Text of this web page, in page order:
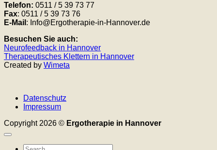
Telefon: 0511 / 5 39 73 77
Fax: 0511 / 5 39 73 76
E-Mail : Info@Ergotherapie-in-Hannover.de
Besuchen Sie auch:
Neurofeedback in Hannover
Therapeutisches Klettern in Hannover
Created by Wimeta
Datenschutz
Impressum
Copyright 2026 © Ergotherapie in Hannover